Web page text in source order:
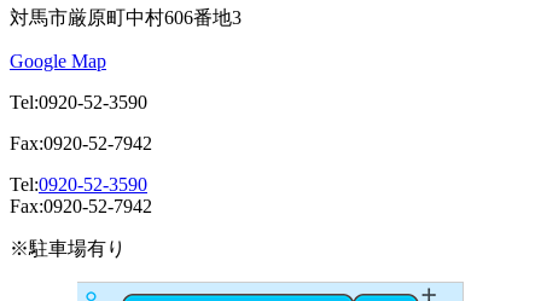
対馬市厳原町中村606番地3
Google Map
Tel:0920-52-3590
Fax:0920-52-7942
Tel:0920-52-3590
Fax:0920-52-7942
※駐車場有り